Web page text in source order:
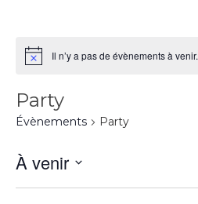
Il n’y a pas de évènements à venir.
Party
Évènements Party
À venir